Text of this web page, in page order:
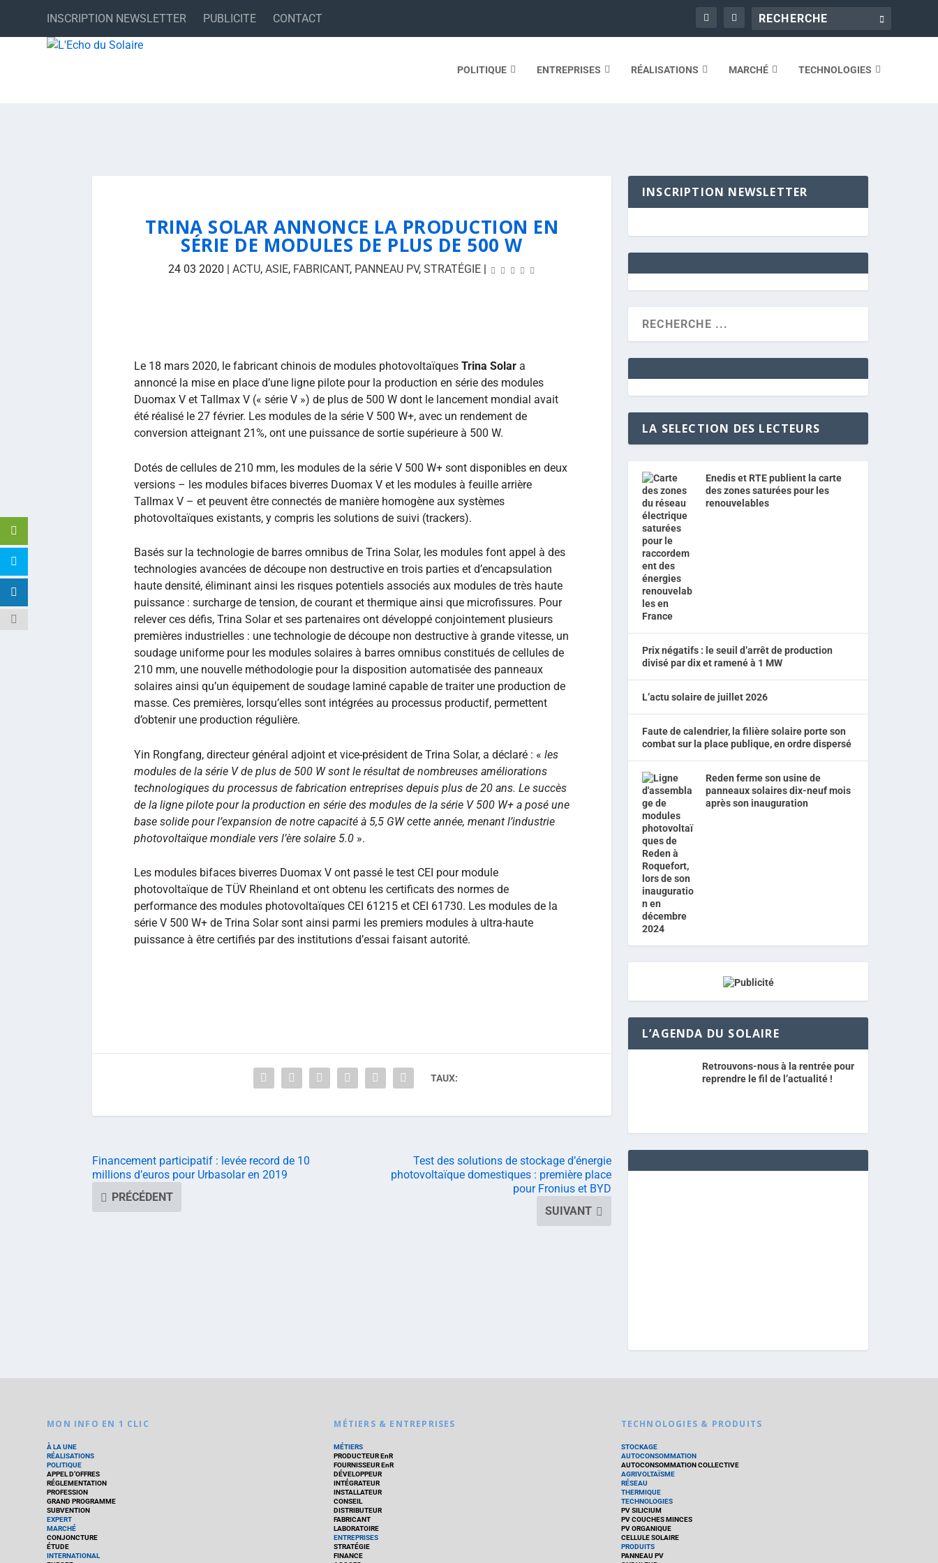
INSCRIPTION NEWSLETTER PUBLICITE CONTACT
POLITIQUE ENTREPRISES RÉALISATIONS MARCHÉ TECHNOLOGIES
TRINA SOLAR ANNONCE LA PRODUCTION EN
SÉRIE DE MODULES DE PLUS DE 500 W
24 03 2020 | ACTU, ASIE, FABRICANT, PANNEAU PV, STRATÉGIE |
Le 18 mars 2020, le fabricant chinois de modules photovoltaïques Trina Solar a
annoncé la mise en place d’une ligne pilote pour la production en série des modules
Duomax V et Tallmax V (« série V ») de plus de 500 W dont le lancement mondial avait
été réalisé le 27 février. Les modules de la série V 500 W+, avec un rendement de
conversion atteignant 21%, ont une puissance de sortie supérieure à 500 W.
Dotés de cellules de 210 mm, les modules de la série V 500 W+ sont disponibles en deux
versions – les modules bifaces biverres Duomax V et les modules à feuille arrière
Tallmax V – et peuvent être connectés de manière homogène aux systèmes
photovoltaïques existants, y compris les solutions de suivi (trackers).
Basés sur la technologie de barres omnibus de Trina Solar, les modules font appel à des
technologies avancées de découpe non destructive en trois parties et d’encapsulation
haute densité, éliminant ainsi les risques potentiels associés aux modules de très haute
puissance : surcharge de tension, de courant et thermique ainsi que microfissures. Pour
relever ces défis, Trina Solar et ses partenaires ont développé conjointement plusieurs
premières industrielles : une technologie de découpe non destructive à grande vitesse, un
soudage uniforme pour les modules solaires à barres omnibus constitués de cellules de
210 mm, une nouvelle méthodologie pour la disposition automatisée des panneaux
solaires ainsi qu’un équipement de soudage laminé capable de traiter une production de
masse. Ces premières, lorsqu’elles sont intégrées au processus productif, permettent
d’obtenir une production régulière.
Yin Rongfang, directeur général adjoint et vice-président de Trina Solar, a déclaré : « les
modules de la série V de plus de 500 W sont le résultat de nombreuses améliorations
technologiques du processus de fabrication entreprises depuis plus de 20 ans. Le succès
de la ligne pilote pour la production en série des modules de la série V 500 W+ a posé une
base solide pour l’expansion de notre capacité à 5,5 GW cette année, menant l’industrie
photovoltaïque mondiale vers l’ère solaire 5.0 ».
Les modules bifaces biverres Duomax V ont passé le test CEI pour module
photovoltaïque de TÜV Rheinland et ont obtenu les certificats des normes de
performance des modules photovoltaïques CEI 61215 et CEI 61730. Les modules de la
série V 500 W+ de Trina Solar sont ainsi parmi les premiers modules à ultra-haute
puissance à être certifiés par des institutions d’essai faisant autorité.
TAUX:
Financement participatif : levée record de 10
millions d’euros pour Urbasolar en 2019
PRÉCÉDENT
Test des solutions de stockage d’énergie
photovoltaïque domestiques : première place
pour Fronius et BYD
SUIVANT
INSCRIPTION NEWSLETTER
LA SELECTION DES LECTEURS
Enedis et RTE publient la carte
des zones saturées pour les
renouvelables
Prix négatifs : le seuil d’arrêt de production
divisé par dix et ramené à 1 MW
L’actu solaire de juillet 2026
Faute de calendrier, la filière solaire porte son
combat sur la place publique, en ordre dispersé
Reden ferme son usine de
panneaux solaires dix-neuf mois
après son inauguration
L’AGENDA DU SOLAIRE
Retrouvons-nous à la rentrée pour
reprendre le fil de l’actualité !
MON INFO EN 1 CLIC
À LA UNE
RÉALISATIONS
POLITIQUE
APPEL D’OFFRES
RÉGLEMENTATION
PROFESSION
GRAND PROGRAMME
SUBVENTION
EXPERT
MARCHÉ
CONJONCTURE
ÉTUDE
INTERNATIONAL
MÉTIERS & ENTREPRISES
MÉTIERS
PRODUCTEUR EnR
FOURNISSEUR EnR
DÉVELOPPEUR
INTÉGRATEUR
INSTALLATEUR
CONSEIL
DISTRIBUTEUR
FABRICANT
LABORATOIRE
ENTREPRISES
STRATÉGIE
FINANCE
TECHNOLOGIES & PRODUITS
STOCKAGE
AUTOCONSOMMATION
AUTOCONSOMMATION COLLECTIVE
AGRIVOLTAÏSME
RÉSEAU
THERMIQUE
TECHNOLOGIES
PV SILICIUM
PV COUCHES MINCES
PV ORGANIQUE
CELLULE SOLAIRE
PRODUITS
PANNEAU PV